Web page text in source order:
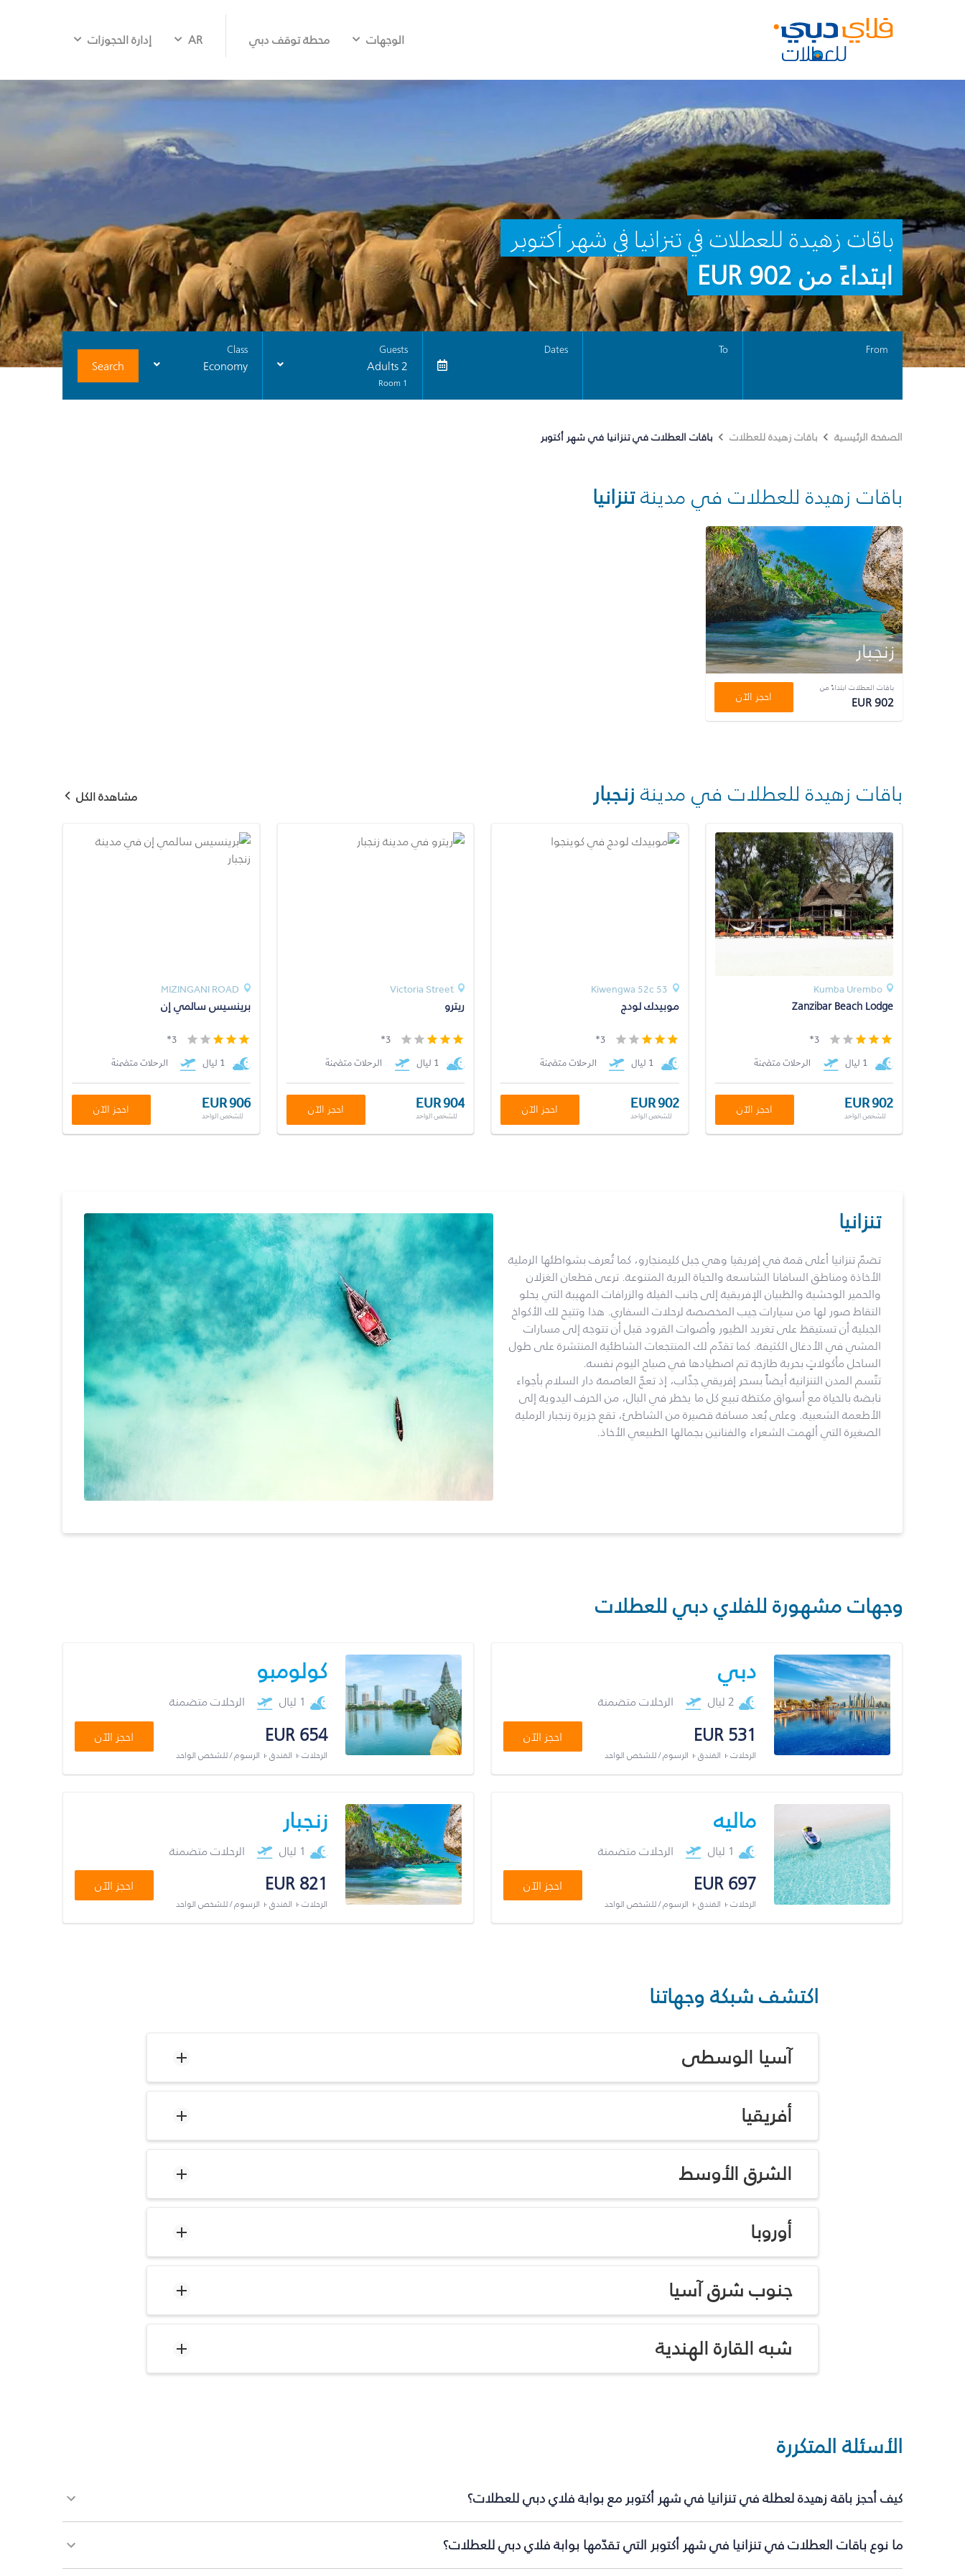
الوجهات محطة توقف دبي AR إدارة الحجوزات
باقات زهيدة للعطلات في تنزانيا في شهر أكتوبر
ابتداءً من 902 EUR
From
To
Dates
Guests
2 Adults
1 Room
Class
Economy
Search
الصفحة الرئيسية باقات زهيدة للعطلات باقات العطلات في تنزانيا في شهر أكتوبر
باقات زهيدة للعطلات في مدينةتنزانيا
زنجبار
باقات العطلات ابتداءً من
EUR 902 احجز الآن
باقات زهيدة للعطلات في مدينة زنجبار مشاهدة الكل
Kumba Urembo
Zanzibar Beach Lodge
3*
1 ليال
الرحلات متضمنة
EUR 902
للشخص الواحد احجز الآن
53 Kiwengwa 52c
موبيدك لودج
3*
1 ليال
الرحلات متضمنة
EUR 902
للشخص الواحد احجز الآن
Victoria Street
ريترو
3*
1 ليال
الرحلات متضمنة
EUR 904
للشخص الواحد احجز الآن
MIZINGANI ROAD
برينسيس سالمي إن
3*
1 ليال
الرحلات متضمنة
EUR 906
للشخص الواحد احجز الآن
تنزانيا
تضمّ تنزانيا أعلى قمة في إفريقيا وهي جبل كليمنجارو، كما تُعرف بشواطئها الرملية
الأخاذة ومناطق السافانا الشاسعة والحياة البرية المتنوعة. ترعى قطعان الغزلان
والحمير الوحشية والظبيان الإفريقية إلى جانب الفيلة والزرافات المهيبة التي يحلو
التقاط صور لها من سيارات جيب المخصصة لرحلات السفاري. هذا وتتيح لك الأكواخ
الجبلية أن تستيقظ على تغريد الطيور وأصوات القرود قبل أن تتوجه إلى مسارات
المشي في الأدغال الكثيفة. كما تقدّم لك المنتجعات الشاطئية المنتشرة على طول
الساحل مأكولاتٍ بحرية طازجة تم اصطيادها في صباح اليوم نفسه.
تتّسم المدن التنزانية أيضاً بسحر إفريقي جذّاب، إذ تعجّ العاصمة دار السلام بأجواء
نابضة بالحياة مع أسواق مكتظة تبيع كل ما يخطر في البال، من الحرف اليدوية إلى
الأطعمة الشعبية. وعلى بُعد مسافة قصيرة من الشاطئ، تقع جزيرة زنجبار الرملية
الصغيرة التي ألهمت الشعراء والفنانين بجمالها الطبيعي الأخاذ.
وجهات مشهورة للفلاي دبي للعطلات
دبي
2 ليال الرحلات متضمنة
EUR 531
الرحلات + الفندق + الرسوم / للشخص الواحد
احجز الآن
كولومبو
1 ليال الرحلات متضمنة
EUR 654
الرحلات + الفندق + الرسوم / للشخص الواحد
احجز الآن
ماليه
1 ليال الرحلات متضمنة
EUR 697
الرحلات + الفندق + الرسوم / للشخص الواحد
احجز الآن
زنجبار
1 ليال الرحلات متضمنة
EUR 821
الرحلات + الفندق + الرسوم / للشخص الواحد
احجز الآن
اكتشف شبكة وجهاتنا
آسيا الوسطى
أفريقيا
الشرق الأوسط
أوروبا
جنوب شرق آسيا
شبه القارة الهندية
الأسئلة المتكررة
كيف أحجز باقة زهيدة لعطلة في تنزانيا في شهر أكتوبر مع بوابة فلاي دبي للعطلات؟
ما نوع باقات العطلات في تنزانيا في شهر أكتوبر التي تقدّمها بوابة فلاي دبي للعطلات؟